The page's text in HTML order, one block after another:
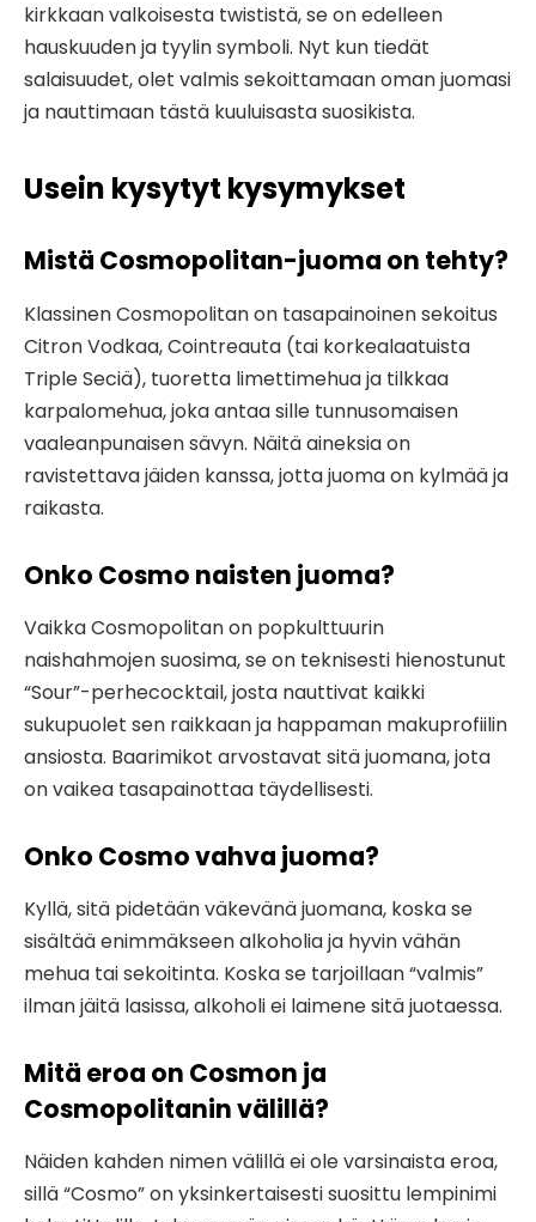
kirkkaan valkoisesta twististä, se on edelleen
hauskuuden ja tyylin symboli. Nyt kun tiedät
salaisuudet, olet valmis sekoittamaan oman juomasi
ja nauttimaan tästä kuuluisasta suosikista.
Usein kysytyt kysymykset
Mistä Cosmopolitan-juoma on tehty?
Klassinen Cosmopolitan on tasapainoinen sekoitus
Citron Vodkaa, Cointreauta (tai korkealaatuista
Triple Seciä), tuoretta limettimehua ja tilkkaa
karpalomehua, joka antaa sille tunnusomaisen
vaaleanpunaisen sävyn. Näitä aineksia on
ravistettava jäiden kanssa, jotta juoma on kylmää ja
raikasta.
Onko Cosmo naisten juoma?
Vaikka Cosmopolitan on popkulttuurin
naishahmojen suosima, se on teknisesti hienostunut
“Sour”-perhecocktail, josta nauttivat kaikki
sukupuolet sen raikkaan ja happaman makuprofiilin
ansiosta. Baarimikot arvostavat sitä juomana, jota
on vaikea tasapainottaa täydellisesti.
Onko Cosmo vahva juoma?
Kyllä, sitä pidetään väkevänä juomana, koska se
sisältää enimmäkseen alkoholia ja hyvin vähän
mehua tai sekoitinta. Koska se tarjoillaan “valmis”
ilman jäitä lasissa, alkoholi ei laimene sitä juotaessa.
Mitä eroa on Cosmon ja
Cosmopolitanin välillä?
Näiden kahden nimen välillä ei ole varsinaista eroa,
sillä “Cosmo” on yksinkertaisesti suosittu lempinimi